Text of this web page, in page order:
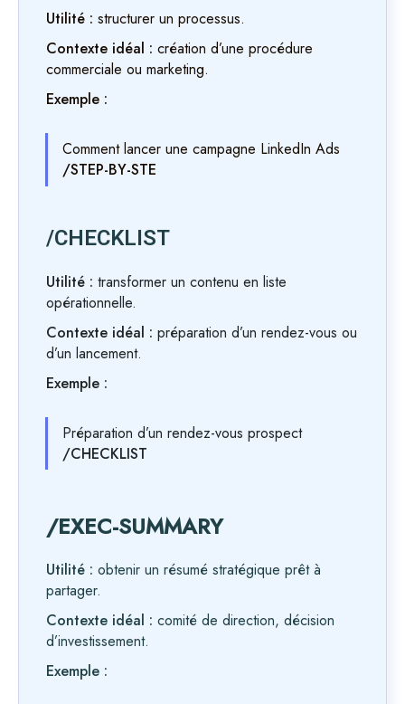
Utilité : structurer un processus.
Contexte idéal : création d’une procédure
commerciale ou marketing.
Exemple :
Comment lancer une campagne LinkedIn Ads
/STEP-BY-STE
/CHECKLIST
Utilité : transformer un contenu en liste
opérationnelle.
Contexte idéal : préparation d’un rendez-vous ou
d’un lancement.
Exemple :
Préparation d’un rendez-vous prospect
/CHECKLIST
/EXEC-SUMMARY
Utilité : obtenir un résumé stratégique prêt à
partager.
Contexte idéal : comité de direction, décision
d’investissement.
Exemple :